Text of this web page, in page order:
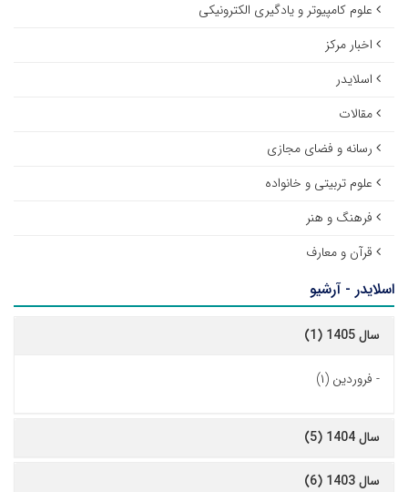
علوم کامپیوتر و یادگیری الکترونیکی
اخبار مرکز
اسلایدر
مقالات
رسانه و فضای مجازی
علوم تربیتی و خانواده
فرهنگ و هنر
قرآن و معارف
اسلایدر - آرشیو
سال 1405 (1)
- فروردین (۱)
سال 1404 (5)
سال 1403 (6)